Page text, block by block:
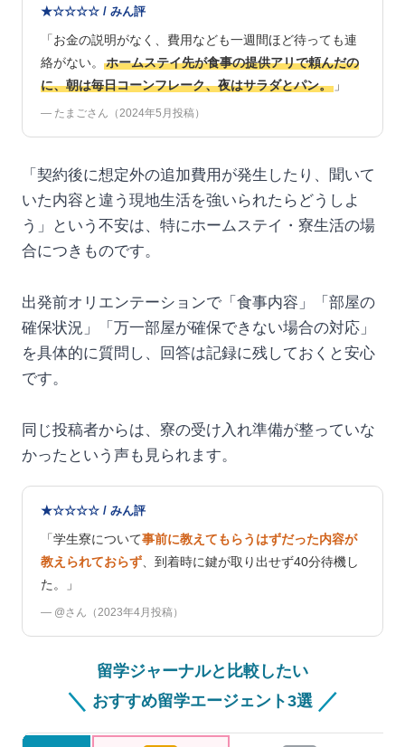
★☆☆☆☆ / みん評
「お金の説明がなく、費用なども一週間ほど待っても連
絡がない。
ホームステイ先が食事の提供アリで頼んだの
に、朝は毎日コーンフレーク、夜はサラダとパン。」
— たまごさん（2024年5月投稿）
「契約後に想定外の追加費用が発生したり、聞いて
いた内容と違う現地生活を強いられたらどうしよ
う」という不安は、特にホームステイ・寮生活の場
合につきものです。
出発前オリエンテーションで「食事内容」「部屋の
確保状況」「万一部屋が確保できない場合の対応」
を具体的に質問し、回答は記録に残しておくと安心
です。
同じ投稿者からは、寮の受け入れ準備が整っていな
かったという声も見られます。
★☆☆☆☆ / みん評
「学生寮について事前に教えてもらうはずだった内容が
教えられておらず、到着時に鍵が取り出せず40分待機し
た。」
— @さん（2023年4月投稿）
留学ジャーナルと比較したい
＼ おすすめ留学エージェント3選 ／